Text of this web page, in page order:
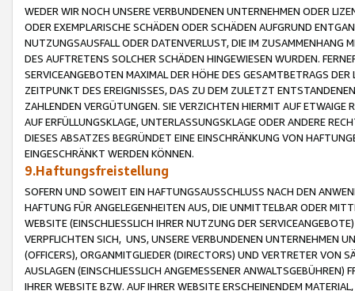
WEDER WIR NOCH UNSERE VERBUNDENEN UNTERNEHMEN ODER
ODER EXEMPLARISCHE SCHÄDEN ODER SCHÄDEN AUFGRUND
NUTZUNGSAUSFALL ODER DATENVERLUST, DIE IM ZUSAMMENHANG
DES AUFTRETENS SOLCHER SCHÄDEN HINGEWIESEN WURDEN.
SERVICEANGEBOTEN MAXIMAL DER HÖHE DES GESAMTBETRAGS
ZEITPUNKT DES EREIGNISSES, DAS ZU DEM ZULETZT
ZAHLENDEN VERGÜTUNGEN. SIE VERZICHTEN HIERMIT AUF
AUF ERFÜLLUNGSKLAGE, UNTERLASSUNGSKLAGE ODER ANDERE
DIESES ABSATZES BEGRÜNDET EINE EINSCHRÄNKUNG VON
EINGESCHRÄNKT WERDEN KÖNNEN.
9.Haftungsfreistellung
SOFERN UND SOWEIT EIN HAFTUNGSAUSSCHLUSS NACH DEN
HAFTUNG FÜR ANGELEGENHEITEN AUS, DIE UNMITTELBAR ODER
WEBSITE (EINSCHLIESSLICH IHRER NUTZUNG DER
VERPFLICHTEN SICH, UNS, UNSERE VERBUNDENEN UNTERNEHMEN
(OFFICERS), ORGANMITGLIEDER (DIRECTORS) UND VERTRETER VON
AUSLAGEN (EINSCHLIESSLICH ANGEMESSENER
IHRER WEBSITE BZW. AUF IHRER WEBSITE ERSCHEINENDEM